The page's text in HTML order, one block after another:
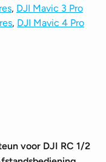
, DJI Mavic 3 Pro
, DJI Mavic 4 Pro
voor DJI RC 1/2